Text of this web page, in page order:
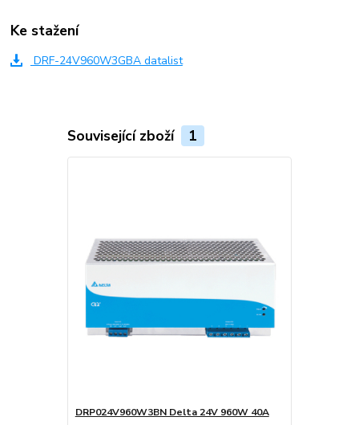
Ke stažení
DRF-24V960W3GBA datalist
Související zboží 1
DRP024V960W3BN Delta 24V 960W 40A